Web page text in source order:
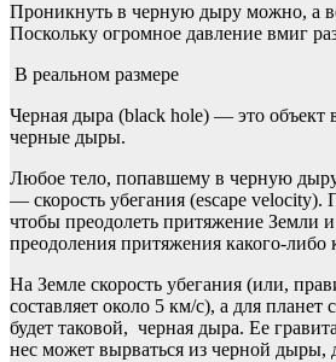
Проникнуть в черную дыру можно, а
Поскольку огромное давление вмиг
В реальном размере
Черная дыра (black hole) — это объект
черные дыры.
Любое тело, попавшему в черную
— скорость убегания (escape velocity).
чтобы преодолеть притяжение Земли
преодоления притяжения какого-либо
На Земле скорость убегания (или,
составляет около 5 км/с), а для
будет таковой, черная дыра. Ее
нес может вырваться из черной дыры,